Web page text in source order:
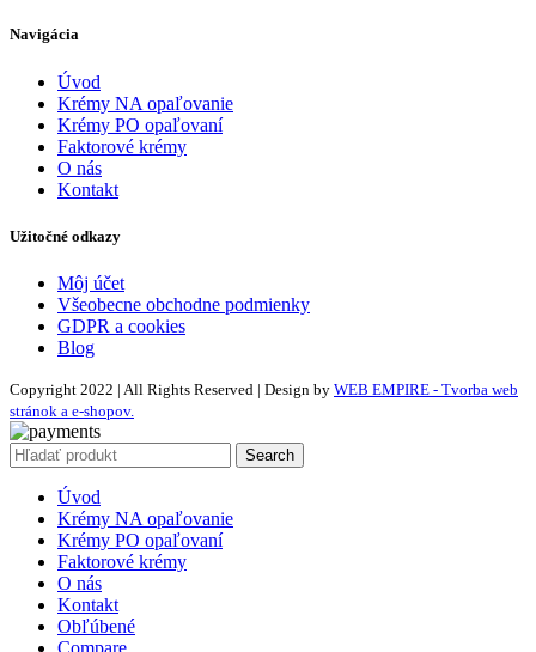
Navigácia
Úvod
Krémy NA opaľovanie
Krémy PO opaľovaní
Faktorové krémy
O nás
Kontakt
Užitočné odkazy
Môj účet
Všeobecne obchodne podmienky
GDPR a cookies
Blog
Copyright 2022 | All Rights Reserved | Design by WEB EMPIRE - Tvorba web
stránok a e-shopov.
Search
Úvod
Krémy NA opaľovanie
Krémy PO opaľovaní
Faktorové krémy
O nás
Kontakt
Obľúbené
Compare